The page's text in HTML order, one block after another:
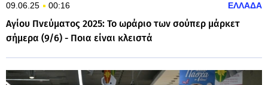
09.06.25 00:16 ΕΛΛΑΔΑ
Αγίου Πνεύματος 2025: Το ωράριο των σούπερ μάρκετ
σήμερα (9/6) - Ποια είναι κλειστά